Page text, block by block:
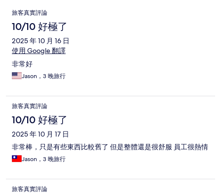
評
論
旅客真實評論
10/10 好極了
2025 年 10 月 16 日
使用 Google 翻譯
非常好
Jason，3 晚旅行
旅客真實評論
10/10 好極了
2025 年 10 月 17 日
非常棒，只是有些東西比較舊了 但是整體還是很舒服 員工很熱情
Jason，3 晚旅行
旅客真實評論